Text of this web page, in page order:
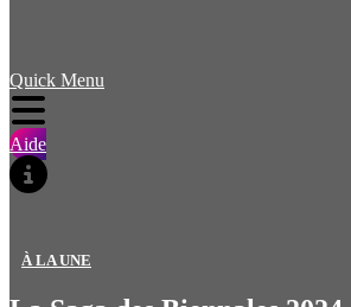
Quick Menu
Aide
À LA UNE